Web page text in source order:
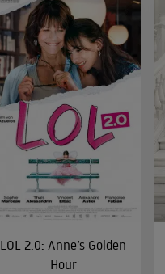
LOL 2.0: Anne’s Golden
Hour